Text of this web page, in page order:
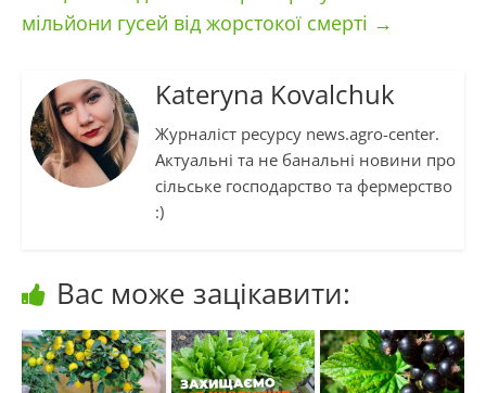
мільйони гусей від жорстокої смерті →
Kateryna Kovalchuk
Журналіст ресурсу news.agro-center.
Актуальні та не банальні новини про
сільське господарство та фермерство
:)
Вас може зацікавити: